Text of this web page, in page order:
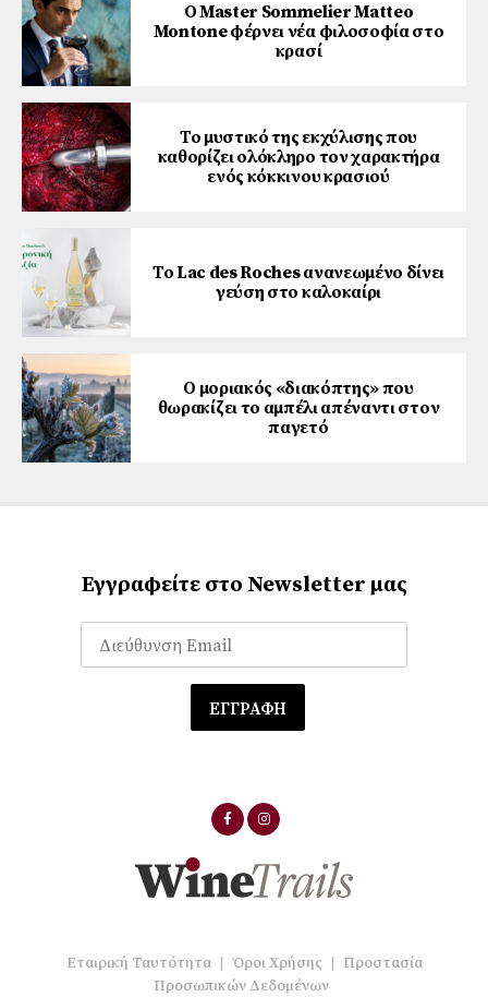
Ο Master Sommelier Matteo
Montone φέρνει νέα φιλοσοφία στο
κρασί
Το μυστικό της εκχύλισης που
καθορίζει ολόκληρο τον χαρακτήρα
ενός κόκκινου κρασιού
Το Lac des Roches ανανεωμένο δίνει
γεύση στο καλοκαίρι
Ο μοριακός «διακόπτης» που
θωρακίζει το αμπέλι απέναντι στον
παγετό
Εγγραφείτε στο Newsletter μας
Εταιρική Ταυτότητα | Όροι Χρήσης | Προστασία
Προσωπικών Δεδομένων